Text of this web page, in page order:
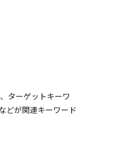
ターゲットキーワ
どが関連キーワード